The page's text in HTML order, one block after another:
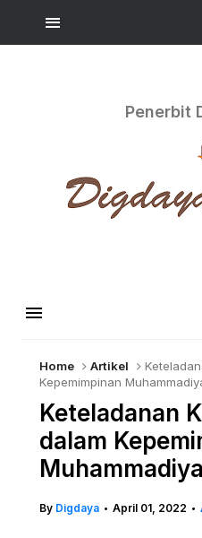
Penerbit
Home Artikel
Kepemimpinan
Keteladanan
dalam
By Digdaya • April 01, 2022 •